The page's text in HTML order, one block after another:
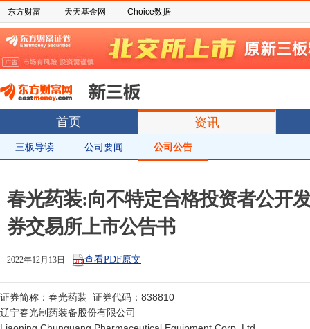
东方财富 天天基金网 Choice数据
首页 资讯
三板导读 公司要闻 公司公告
春光药装:向不特定合格投资者公开
券交易所上市公告书
2022年12月13日 查看PDF原文
证券简称：春光药装  证券代码：838810
辽宁春光制药装备股份有限公司